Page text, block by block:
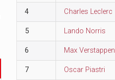
4 Charles Leclerc
5 Lando Norris
6 Max Verstappen
7 Oscar Piastri